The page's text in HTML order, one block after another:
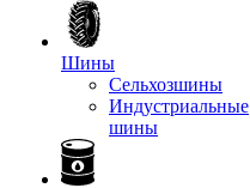
Шины
Сельхозшины
Индустриальные
шины